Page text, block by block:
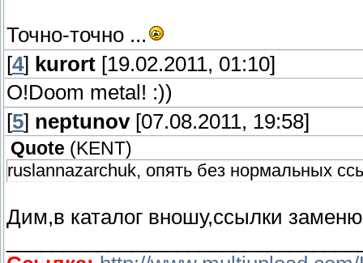
Точно-точно ...
[4] kurort [19.02.2011, 01:10]
О!Doom metal! :))
[5] neptunov[07.08.2011, 19:58]
Quote ( KENT)
ruslannazarchuk, опять без нормальных
Дим,в каталог вношу,ссылки